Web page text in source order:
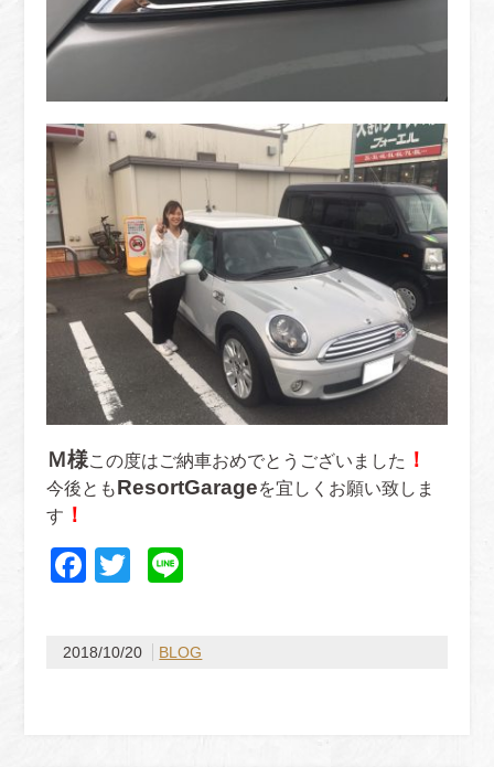
Ｍ様この度はご納車おめでとうございました ！
今後ともResortGarageを宜しくお願い致しま
す ！
Facebook
Twitter
2018/10/20 BLOG